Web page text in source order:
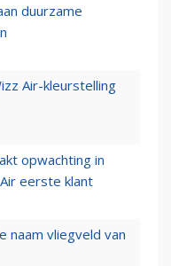
duurzame
Air-kleurstelling
opwachting in
eerste klant
naam vliegveld van